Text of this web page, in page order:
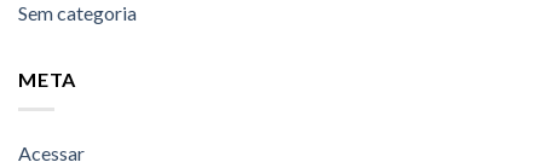
Sem categoria
META
Acessar